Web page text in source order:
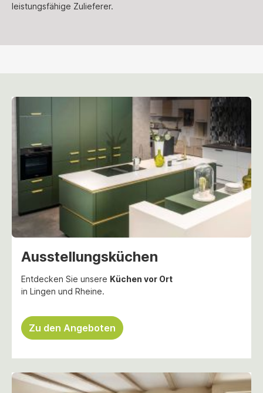
leistungsfähige Zulieferer.
Ausstellungsküchen
Entdecken Sie unsere Küchen vor Ort
in Lingen und Rheine.
Zu den Angeboten